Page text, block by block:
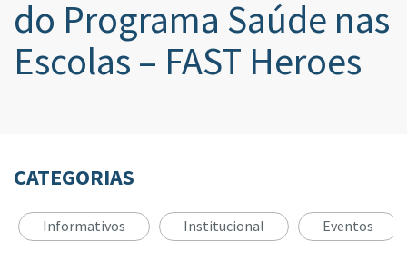
do Programa Saúde nas
Escolas – FAST Heroes
CATEGORIAS
Informativos Institucional Eventos